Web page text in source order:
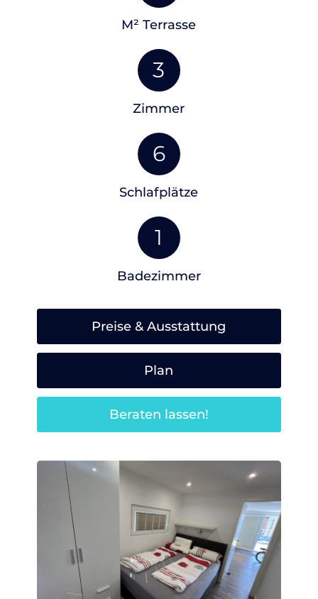
M² Terrasse
3
Zimmer
6
Schlafplätze
1
Badezimmer
Preise & Ausstattung
Plan
Beraten lassen!